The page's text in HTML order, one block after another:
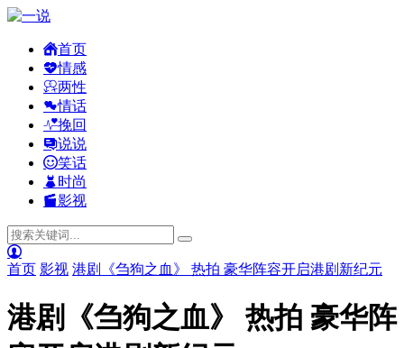
首页
情感
两性
情话
挽回
说说
笑话
时尚
影视
首页 影视 港剧《刍狗之血》 热拍 豪华阵容开启港剧新纪元
港剧《刍狗之血》 热拍 豪华阵